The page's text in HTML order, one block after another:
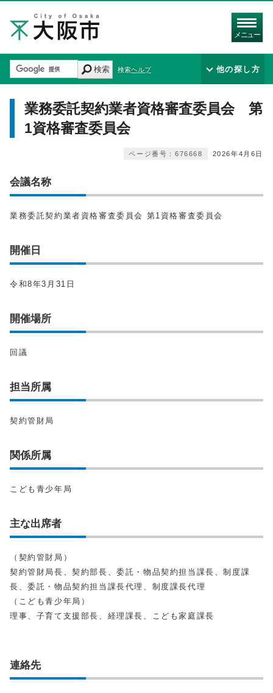
メニュー
検索 検索ヘルプ 他の探し方
業務委託契約業者資格審査委員会 第
1資格審査委員会
2026年4月6日
ページ番号：676668
会議名称
業務委託契約業者資格審査委員会 第1資格審査委員会
開催日
令和8年3月31日
開催場所
回議
担当所属
契約管財局
関係所属
こども青少年局
主な出席者
（契約管財局）
契約管財局長、契約部長、委託・物品契約担当課長、制度課
長、委託・物品契約担当課長代理、制度課長代理
（こども青少年局）
理事、子育て支援部長、経理課長、こども家庭課長
連絡先